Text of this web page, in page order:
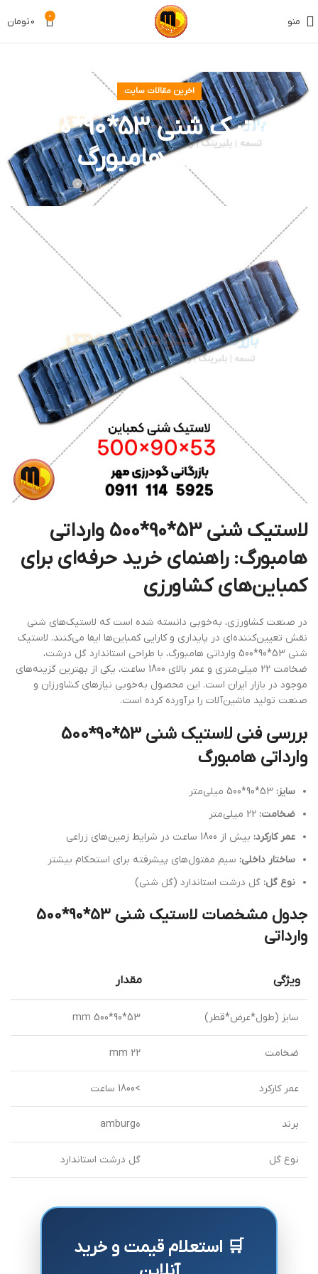
منو 0
0تومان
اخرین مقالات سایت
لاستیک شنی 53*90*500
وارداتی هامبورگ
ادمین 0
لاستیک شنی 53*90*500 وارداتی
هامبورگ: راهنمای خرید حرفه‌ای برای
کمباین‌های کشاورزی
در صنعت کشاورزی، به‌خوبی دانسته شده است که لاستیک‌های شنی
نقش تعیین‌کننده‌ای در پایداری و کارایی کمباین‌ها ایفا می‌کنند. لاستیک
شنی 53*90*500 وارداتی هامبورگ، با طراحی استاندارد گل درشت،
ضخامت 22 میلی‌متری و عمر بالای 1800 ساعت، یکی از بهترین گزینه‌های
موجود در بازار ایران است. این محصول به‌خوبی نیازهای کشاورزان و
صنعت تولید ماشین‌آلات را برآورده کرده است.
بررسی فنی لاستیک شنی 53*90*500
وارداتی هامبورگ
سایز:
ضخامت:
عمر کارکرد: بیش از 1800 ساعت در شرایط زمین‌های زراعی
ساختار داخلی: سیم مفتول‌های پیشرفته برای استحکام بیشتر
نوع گل: گل درشت استاندارد (گل شنی)
جدول مشخصات لاستیک شنی 53*90*500
وارداتی
ویژگی مقدار
سایز (طول*عرض*قطر) 53*90*500 mm
ضخامت 22 mm
عمر کارکرد >1800 ساعت
برند هamburg
نوع گل گل درشت استاندارد
🛒 استعلام قیمت و خرید